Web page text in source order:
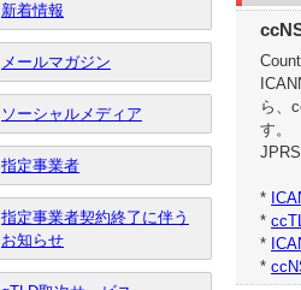
ら、
す。
*
*
*
*
新着情報
メールマガジン
ソーシャルメディア
指定事業者
指定事業者契約終了に伴う
お知らせ